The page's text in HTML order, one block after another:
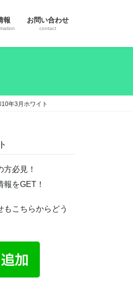
報 お問い合わせ
contact
年3月ホワイト
必見！
をGET！
もこちらからどう